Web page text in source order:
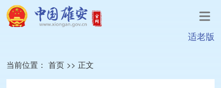
适老版
当前位置： 首页 >> 正文